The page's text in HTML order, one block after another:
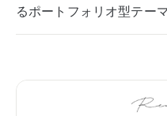
るポートフォリオ型テー